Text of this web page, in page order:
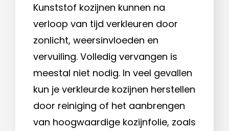
Kunststof kozijnen kunnen na
verloop van tijd verkleuren door
zonlicht, weersinvloeden en
vervuiling. Volledig vervangen is
meestal niet nodig. In veel gevallen
kun je verkleurde kozijnen herstellen
door reiniging of het aanbrengen
van hoogwaardige kozijnfolie, zoals